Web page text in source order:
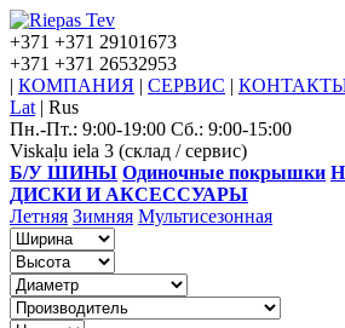
+371 +371 29101673
+371 +371 26532953
| КОМПАНИЯ | СЕРВИС |
Lat | Rus
Пн.-Пт.: 9:00-19:00 Сб.: 9:00-15:00
Viskaļu iela 3 (склад / сервис)
Б/У ШИНЫ Одиночные покрышки
ДИСКИ И АКСЕССУАРЫ
Летняя Зимняя Мультисезонная